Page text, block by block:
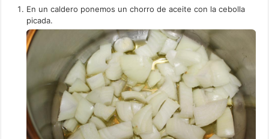
En un caldero ponemos un chorro de aceite con la cebolla
picada.